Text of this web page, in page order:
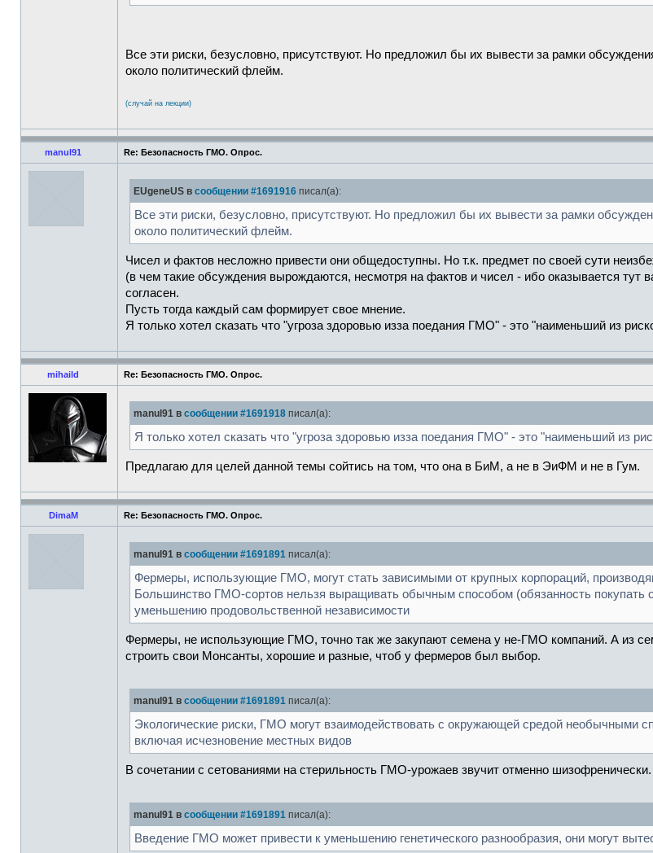
Все эти риски, безусловно, присутствуют. Но предложил бы их вывести за рамки
около политический флейм.
(случай на лекции)
manul91 Re: Безопасность ГМО. Опрос.
EUgeneUS в сообщении #1691916 писал(а):
Все эти риски, безусловно, присутствуют. Но предложил бы их вывести за рамки
около политический флейм.
Чисел и фактов несложно привести они общедоступны. Но т.к. предмет по своей сути
(в чем такие обсуждения вырождаются, несмотря на фактов и чисел - ибо оказывается
согласен.
Пусть тогда каждый сам формирует свое мнение.
Я только хотел сказать что "угроза здоровью изза поедания ГМО" - это "наименьший из
mihaild Re: Безопасность ГМО. Опрос.
manul91 в сообщении #1691918 писал(а):
Я только хотел сказать что "угроза здоровью изза поедания ГМО" - это "наименьший из
Предлагаю для целей данной темы сойтись на том, что она в БиМ, а не в ЭиФМ и не в Гум.
DimaM Re: Безопасность ГМО. Опрос.
manul91 в сообщении #1691891 писал(а):
Фермеры, использующие ГМО, могут стать зависимыми от крупных корпораций,
Большинство ГМО-сортов нельзя выращивать обычным способом (обязанность покупать
уменьшению продовольственной независимости
Фермеры, не использующие ГМО, точно так же закупают семена у не-ГМО компаний. А из
строить свои Монсанты, хорошие и разные, чтоб у фермеров был выбор.
manul91 в сообщении #1691891 писал(а):
Экологические риски, ГМО могут взаимодействовать с окружающей средой необычными
включая исчезновение местных видов
В сочетании с сетованиями на стерильность ГМО-урожаев звучит отменно шизофренически.
manul91 в сообщении #1691891 писал(а):
Введение ГМО может привести к уменьшению генетического разнообразия, они могут